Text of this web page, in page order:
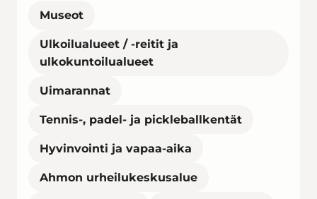
Museot
Ulkoilualueet / -reitit ja
ulkokuntoilualueet
Uimarannat
Tennis-, padel- ja pickleballkentät
Hyvinvointi ja vapaa-aika
Ahmon urheilukeskusalue